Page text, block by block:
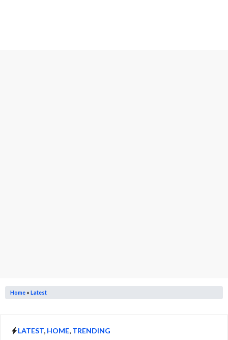
Home » Latest
LATEST, HOME, TRENDING